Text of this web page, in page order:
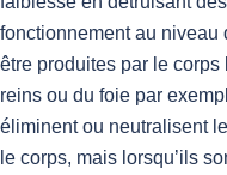
fonctionnement au niveau
être produites par le
reins ou du foie par
éliminent ou neutralisent
le corps, mais lorsqu’ils